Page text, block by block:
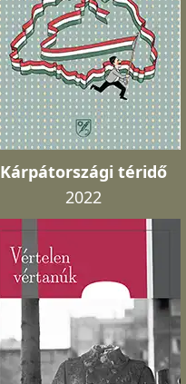
Kárpátországi téridő
2022